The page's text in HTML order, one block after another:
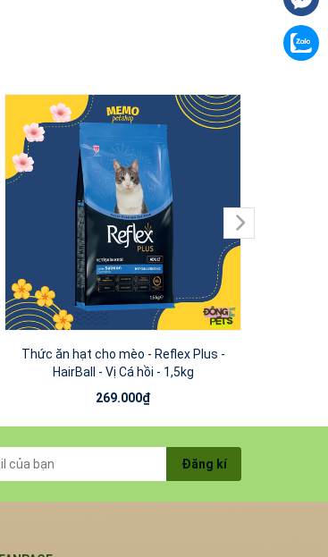
Thức ăn hạt cho mèo - Reflex Plus -
HairBall - Vị Cá hồi - 1,5kg
269.000₫
Đăng kí